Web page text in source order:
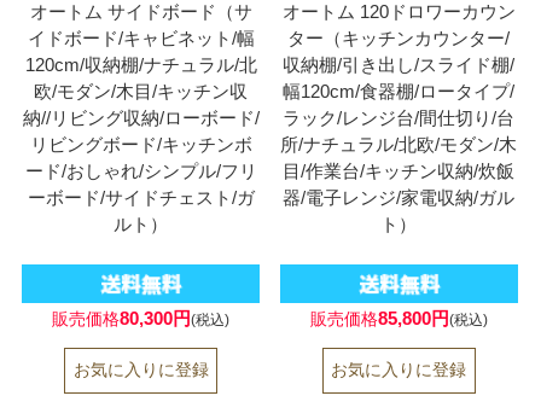
オートム サイドボード（サ
イドボード/キャビネット/幅
120cm/収納棚/ナチュラル/北
欧/モダン/木目/キッチン収
納//リビング収納/ローボード/
リビングボード/キッチンボ
ード/おしゃれ/シンプル/フリ
ーボード/サイドチェスト/ガ
ルト）
販売価格80,300円(税込)
オートム 120ドロワーカウン
ター（キッチンカウンター/
収納棚/引き出し/スライド棚/
幅120cm/食器棚/ロータイプ/
ラック/レンジ台/間仕切り/台
所/ナチュラル/北欧/モダン/木
目/作業台/キッチン収納/炊飯
器/電子レンジ/家電収納/ガル
ト）
販売価格85,800円(税込)